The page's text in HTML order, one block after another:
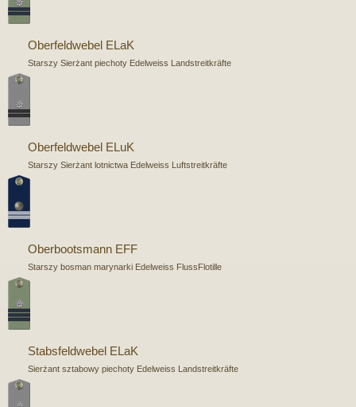
Oberfeldwebel ELaK
Starszy Sierżant piechoty Edelweiss Landstreitkräfte
Oberfeldwebel ELuK
Starszy Sierżant lotnictwa Edelweiss Luftstreitkräfte
Oberbootsmann EFF
Starszy bosman marynarki Edelweiss FlussFlotille
Stabsfeldwebel ELaK
Sierżant sztabowy piechoty Edelweiss Landstreitkräfte